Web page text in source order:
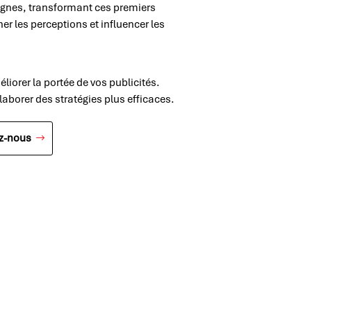
transformant ces premiers
les perceptions et influencer les
la portée de vos publicités.
des stratégies plus efficaces.
nous